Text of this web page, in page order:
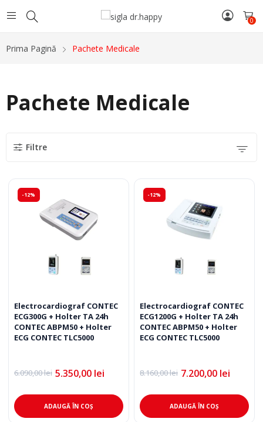
0
Prima Pagină Pachete Medicale
Pachete Medicale
Filtre
-12%
Electrocardiograf CONTEC
ECG300G + Holter TA 24h
CONTEC ABPM50 + Holter
ECG CONTEC TLC5000
6.090,00lei
Prețul
a
fost:
6.090,00 lei.
5.350,00 lei
Prețul
este:
5.350,00 lei.ADAUGĂ ÎN COȘ
-12%
Electrocardiograf CONTEC
ECG1200G + Holter TA 24h
CONTEC ABPM50 + Holter
ECG CONTEC TLC5000
8.160,00lei
Prețul
a
fost:
8.160,00 lei.
7.200,00 lei
Prețul
este:
7.200,00 lei.ADAUGĂ ÎN COȘ